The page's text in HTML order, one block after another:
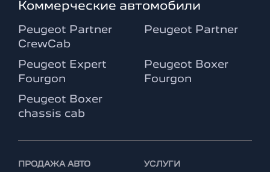
Коммерческие автомобили
Peugeot Partner
CrewCab
Peugeot Partner
Peugeot Expert
Fourgon
Peugeot Boxer
Fourgon
Peugeot Boxer
chassis cab
ПРОДАЖА АВТО УСЛУГИ